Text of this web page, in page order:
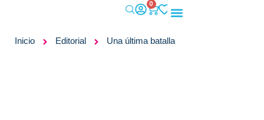
0
Inicio Editorial Una última batalla